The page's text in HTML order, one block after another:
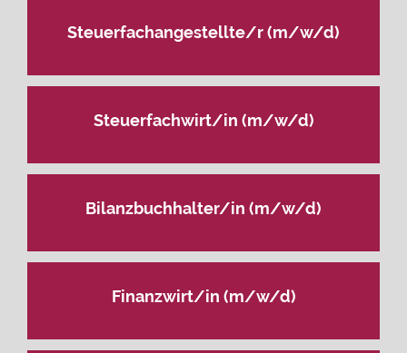
Steuerfachangestellte/r (m/w/d)
Steuerfachwirt/in (m/w/d)
Bilanzbuchhalter/in (m/w/d)
Finanzwirt/in (m/w/d)